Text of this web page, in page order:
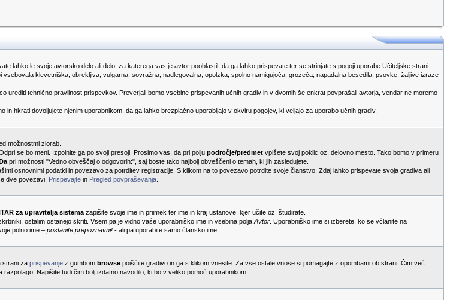
lahko le svoje avtorsko delo ali delo, za katerega vas je avtor pooblastil, da ga lahko prispevate ter se strinjate s pogoji uporabe Učiteljske strani.
klevetniška, obrekljiva, vulgarna, sovražna, nadlegovalna, opolzka, spolno namigujoča, grozeča, napadalna besedila, psovke, žaljive izraze
urediti tehnično pravilnost prispevkov. Preverjali bomo vsebine prispevanih učnih gradiv in v dvomih še enkrat povprašali avtorja, vendar ne moremo
hkrati dovoljujete njenim uporabnikom, da ga lahko brezplačno uporabljajo v okviru pogojev, ki veljajo za uporabo učnih gradiv.
možnostmi zlorab.
se bo meni. Izpolnite ga po svoji presoji. Prosimo vas, da pri polju področje/predmet vpišete svoj poklic oz. delovno mesto. Tako bomo v primeru
pri možnosti "Vedno obveščaj o odgovorih:", saj boste tako najbolj obveščeni o temah, ki jih zasledujete.
osnovnimi podatki in povezavo za potrditev registracije. S klikom na to povezavo potrdite svoje članstvo. Zdaj lahko prispevate svoja gradiva ali
dve povezavi: Prispevajte in Pregled povpraševanja
za upravitelja sistema zapišite svoje ime in priimek ter ime in kraj ustanove, kjer učite oz. študirate.
skrbniki, ostalim ostanejo skriti. Vsem pa je vidno vaše uporabniško ime in vsebina polja Avtor . Uporabniško ime si izberete, ko se včlanite na
polno ime – postanite prepoznavni! - ali pa uporabite samo člansko ime.
strani za prispevanje z gumbom browse poiščite gradivo in ga s klikom vnesite. Za vse ostale vnose si pomagajte z opombami ob strani. Čim več
Napišite tudi čim bolj izdatno navodilo, ki bo v veliko pomoč uporabnikom.